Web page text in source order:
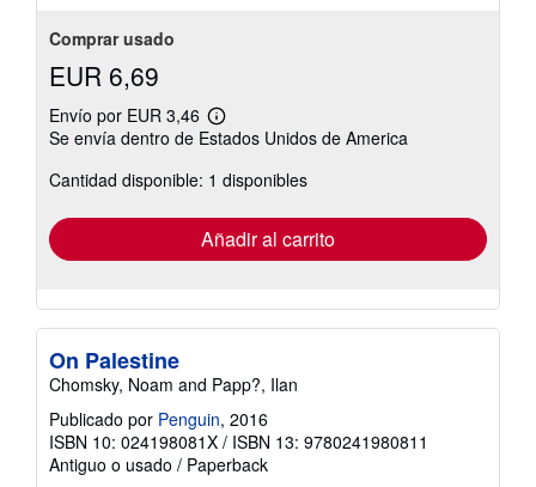
Comprar usado
EUR 6,69
Envío por EUR 3,46
Más
información
las
tarifas
envío
Se envía dentro de Estados Unidos de America
Cantidad disponible: 1 disponibles
Añadir al carrito
On Palestine
Chomsky, Noam and Papp?, Ilan
Publicado por Penguin, 2016
ISBN 10: 024198081X / ISBN 13: 9780241980811
Antiguo o usado / Paperback